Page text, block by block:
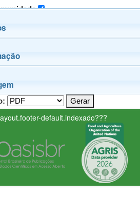
default.indexado???